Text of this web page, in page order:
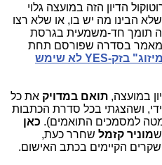
הדיון הזה במועצה גלוי
הבינו מה יש בו, או שלא רצו
תומך חד-משמעית בגרסת
בסדרה שפורסם תחת
הבנתם? פרוטוקול "מיזוג" בזק-YES לא שימש
במועצה, תואם במדויקאת כל
ושהצגתי בכל סדרת הכתבות
למסמכים התואמים). כאן
מוניר קזמלשחרר כעת,
הקיימים בכתב האישום.